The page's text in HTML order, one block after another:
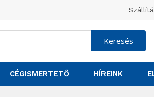
Keresés
CÉGISMERTETŐ HÍREINK